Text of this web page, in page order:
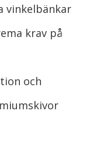
vinkelbänkar
krav på
och